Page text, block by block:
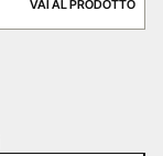
VAI AL PRODOTTO